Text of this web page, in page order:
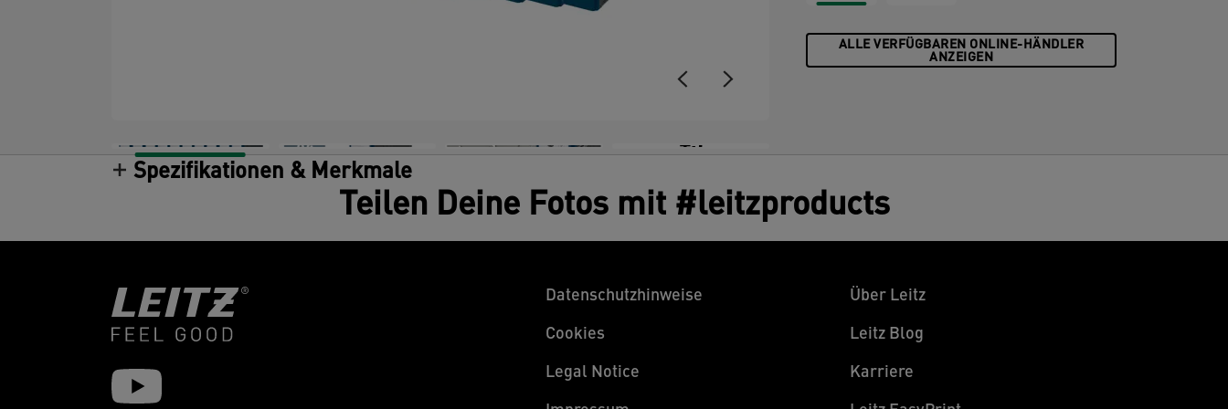
+5
Zukunft.
ALLE VERFÜGBAREN ONLINE-HÄNDLER
ANZEIGEN
Spezifikationen & Merkmale
Teilen Deine Fotos mit #leitzproducts
Datenschutzhinweise
Cookies
Legal Notice
Über Leitz
Leitz Blog
Karriere